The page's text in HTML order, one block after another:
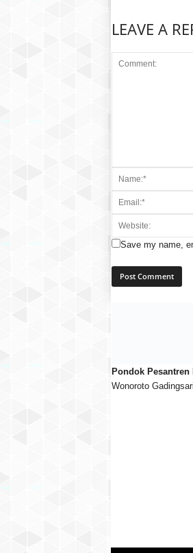
LEAVE A
Save my name,
Pondok
Wonoroto